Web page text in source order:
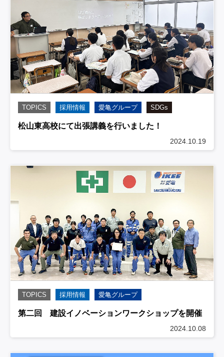
TOPICS 採用情報 愛亀グループ SDGs
松山東高校にて出張講義を行いました！
2024.10.19
TOPICS 採用情報 愛亀グループ
第二回 建設イノベーションワークショップを開催
2024.10.08